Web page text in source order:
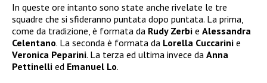
In queste ore intanto sono state anche rivelate le tre
squadre che si sfideranno puntata dopo puntata. La prima,
come da tradizione, è formata da Rudy Zerbi e Alessandra
Celentano. La seconda è formata da Lorella Cuccarini e
Veronica Peparini. La terza ed ultima invece da Anna
Pettinelli ed Emanuel Lo.